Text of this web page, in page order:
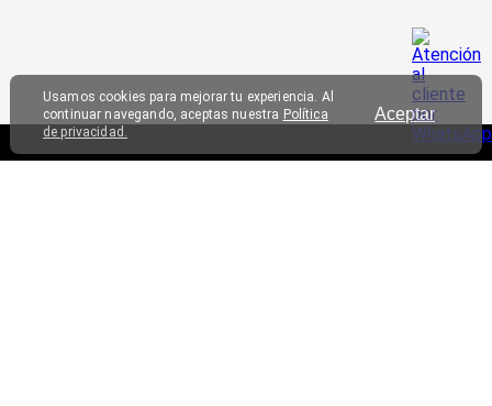
Aceptar
Usamos cookies para mejorar tu experiencia. Al
continuar navegando, aceptas nuestra Política
de privacidad.